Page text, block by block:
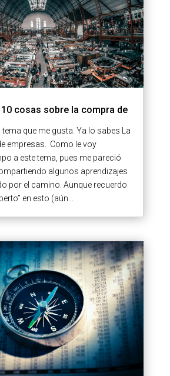
cosas sobre la compra de
que me gusta. Ya lo sabes La
empresas. Como le voy
a este tema, pues me pareció
algunos aprendizajes
por el camino. Aunque recuerdo
en esto (aún...